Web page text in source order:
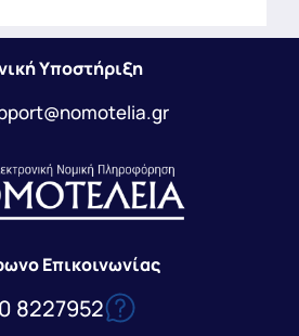
Υποστήριξη
Επικοινωνίας
8227952